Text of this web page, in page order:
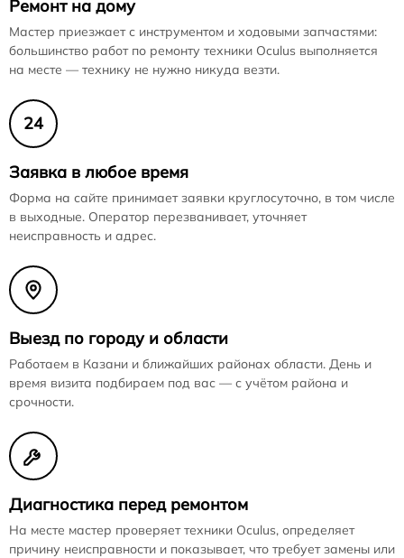
Ремонт на дому
Мастер приезжает с инструментом и ходовыми запчастями:
большинство работ по ремонту техники Oculus выполняется
на месте — технику не нужно никуда везти.
24
Заявка в любое время
Форма на сайте принимает заявки круглосуточно, в том числе
в выходные. Оператор перезванивает, уточняет
неисправность и адрес.
Выезд по городу и области
Работаем в Казани и ближайших районах области. День и
время визита подбираем под вас — с учётом района и
срочности.
Диагностика перед ремонтом
На месте мастер проверяет техники Oculus, определяет
причину неисправности и показывает, что требует замены или